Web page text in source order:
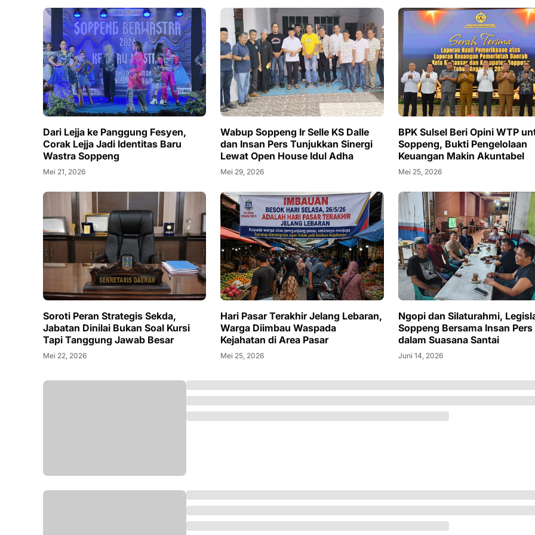
Dari Lejja ke Panggung Fesyen,
Corak Lejja Jadi Identitas Baru
Wastra Soppeng
Mei 21, 2026
Wabup Soppeng Ir Selle KS Dalle
dan Insan Pers Tunjukkan Sinergi
Lewat Open House Idul Adha
Mei 29, 2026
BPK Sulsel Beri Opini WTP
Soppeng, Bukti Pengelolaan
Keuangan Makin Akuntabel
Mei 25, 2026
Soroti Peran Strategis Sekda,
Jabatan Dinilai Bukan Soal Kursi
Tapi Tanggung Jawab Besar
Mei 22, 2026
Hari Pasar Terakhir Jelang Lebaran,
Warga Diimbau Waspada
Kejahatan di Area Pasar
Mei 25, 2026
Ngopi dan Silaturahmi,
Soppeng Bersama Insan Pers
dalam Suasana Santai
Juni 14, 2026